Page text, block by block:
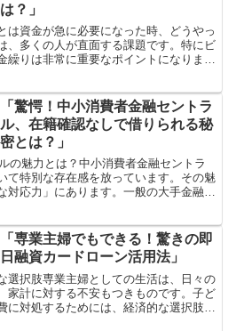
は？」
は資金が急に必要になった時、どうやっ
、多くの人が直面する課題です。特にビ
繰りは非常に重要なポイントになりま
「驚愕！中小消費者金融セントラ
ル、在籍確認なしで借りられる秘
密とは？」
の魅力とは？中小消費者金融セントラ
て特別な存在感を放っています。その魅
対応力」にあります。一般の大手金融機
「専業主婦でもできる！驚きの即
日融資カードローン活用法」
選択肢専業主婦としての生活は、日々の
家計に対する不安もつきものです。子ど
に対処するためには、経済的な選択肢を